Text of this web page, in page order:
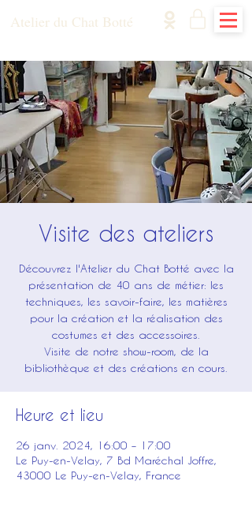
Atelier du Chat Botté
Visite des ateliers
Découvrez l'Atelier du Chat Botté avec la
présentation de 40 ans de métier: les
techniques, les savoir-faire, les matières
pour la création et la réalisation des
costumes et des accessoires.
Visite de notre show-room, de la
bibliothèque et des créations en cours.
Heure et lieu
26 janv. 2024, 16:00 – 17:00
Le Puy-en-Velay, 7 Bd Maréchal Joffre,
43000 Le Puy-en-Velay, France